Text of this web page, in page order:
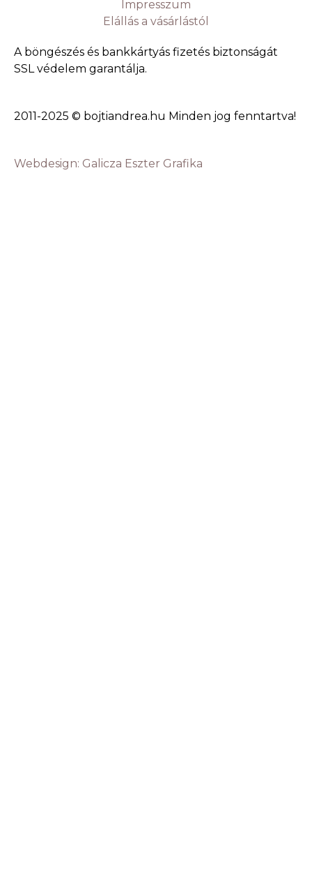
Impresszum
Elállás a vásárlástól
A böngészés és bankkártyás fizetés biztonságát
SSL védelem garantálja.
2011-2025 © bojtiandrea.hu Minden jog fenntartva!
Webdesign: Galicza Eszter Grafika